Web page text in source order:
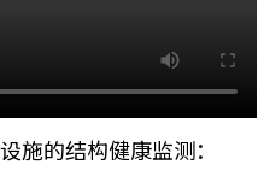
施的结构健康监测：